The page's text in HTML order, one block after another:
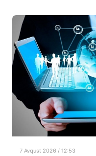
7 Avqust 2026 / 12:53